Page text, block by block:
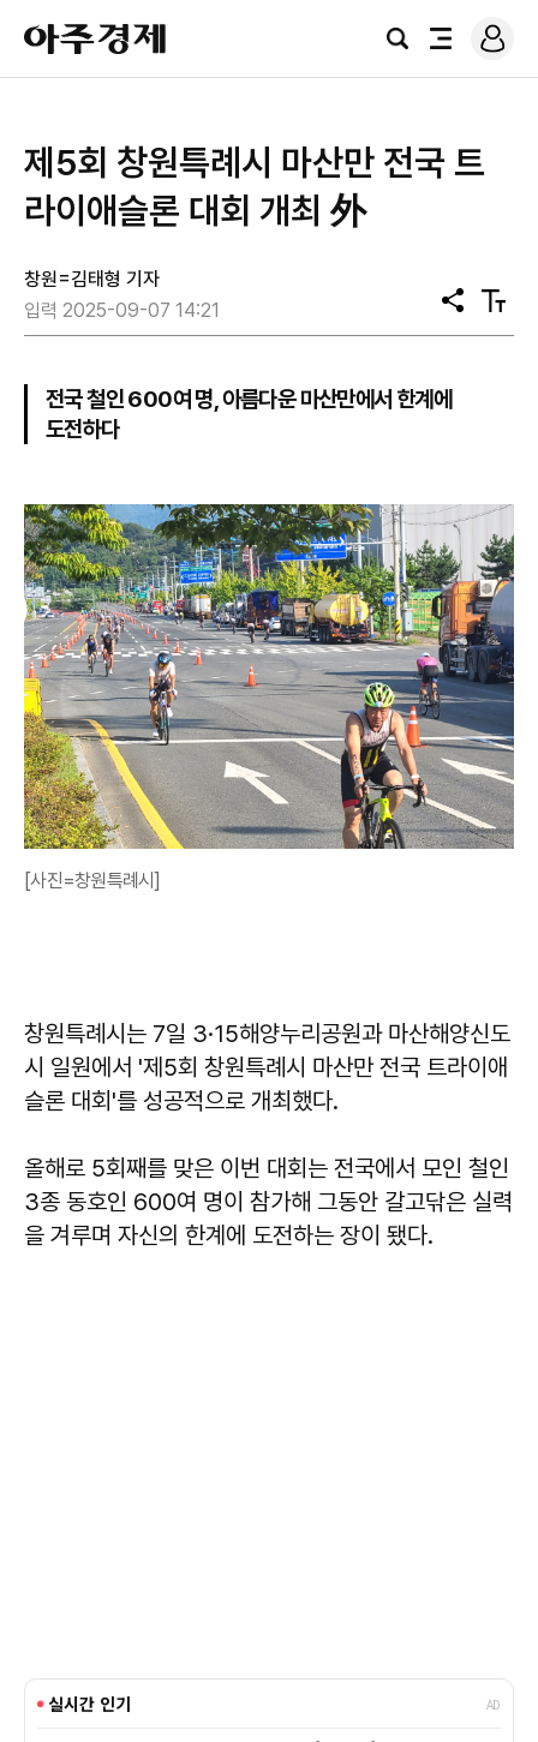
아
주
경
검
전
로
그
제5회 창원특례시 마산만 전국 트
라이애슬론 대회 개최 外
창원=김태형 기자
입력 2025-09-07 14:21
공
유
텍
스
전국 철인 600여 명, 아름다운 마산만에서 한계에
도전하다
[사진=창원특례시]
창원특례시는 7일 3·15해양누리공원과 마산해양신도
시 일원에서 '제5회 창원특례시 마산만 전국 트라이애
슬론 대회'를 성공적으로 개최했다.
올해로 5회째를 맞은 이번 대회는 전국에서 모인 철인
3종 동호인 600여 명이 참가해 그동안 갈고닦은 실력
을 겨루며 자신의 한계에 도전하는 장이 됐다.